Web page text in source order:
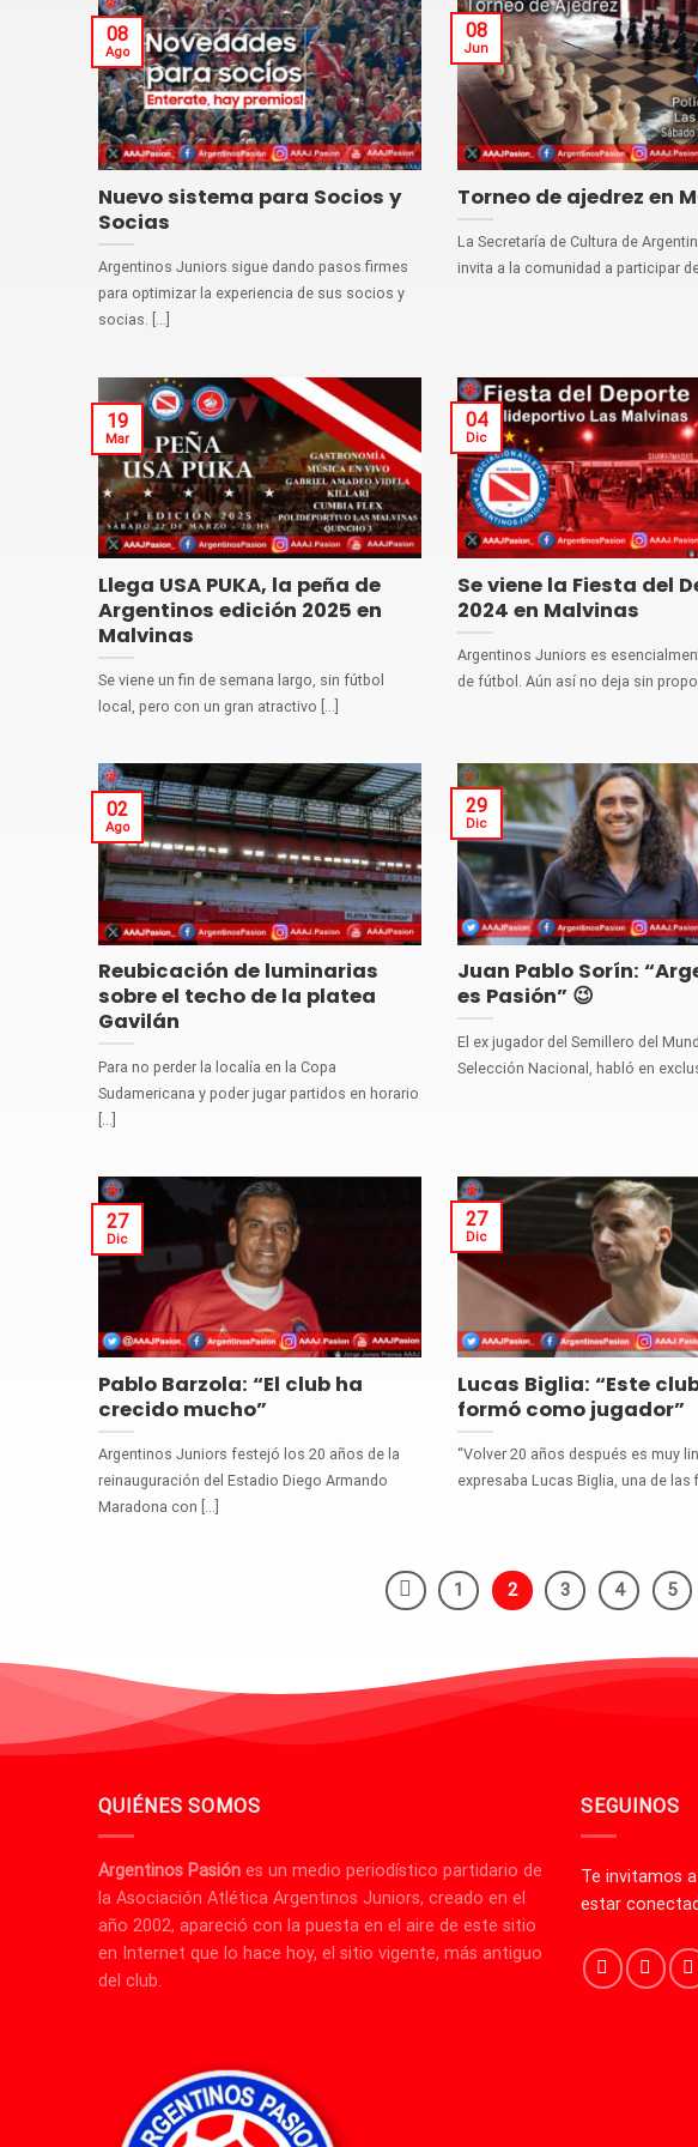
Nuevo sistema para Socios y
Socias
Argentinos Juniors sigue dando pasos firmes
para optimizar la experiencia de sus socios y
socias. [...]
08
Ago
Torneo de ajedrez en
La Secretaría de Cultura de
invita a la comunidad a participar de
08
Jun
Llega USA PUKA, la peña de
Argentinos edición 2025 en
Malvinas
Se viene un fin de semana largo, sin fútbol
local, pero con un gran atractivo [...]
19
Mar
Se viene la Fiesta del
2024 en Malvinas
Argentinos Juniors es
de fútbol. Aún así no deja sin
04
Dic
Reubicación de luminarias
sobre el techo de la platea
Gavilán
Para no perder la localía en la Copa
Sudamericana y poder jugar partidos en horario
[...]
02
Ago
Juan Pablo Sorín:
es Pasión” 😉
El ex jugador del Semillero del
Selección Nacional, habló en
29
Dic
Pablo Barzola: “El club ha
crecido mucho”
Argentinos Juniors festejó los 20 años de la
reinauguración del Estadio Diego Armando
Maradona con [...]
27
Dic
Lucas Biglia: “Este
formó como jugador”
“Volver 20 años después es muy
expresaba Lucas Biglia, una de las
27
Dic
1 2 3 4 5
QUIÉNES SOMOS
Argentinos Pasión es un medio periodístico partidario de
la Asociación Atlética Argentinos Juniors, creado en el
año 2002, apareció con la puesta en el aire de este sitio
en Internet que lo hace hoy, el sitio vigente, más antiguo
del club.
SEGUINOS
Te invitamos
estar